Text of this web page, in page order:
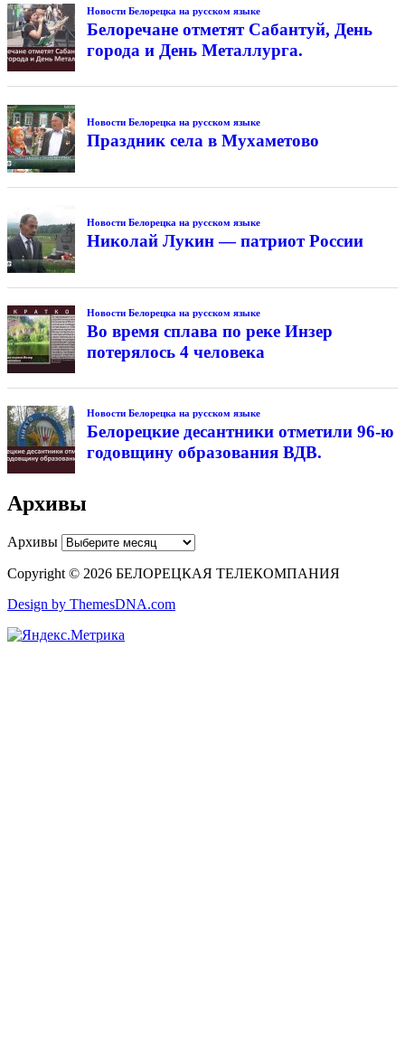
Новости Белорецка на русском языке
Белоречане отметят Сабантуй, День
города и День Металлурга.
Новости Белорецка на русском языке
Праздник села в Мухаметово
Новости Белорецка на русском языке
Николай Лукин — патриот России
Новости Белорецка на русском языке
Во время сплава по реке Инзер
потерялось 4 человека
Новости Белорецка на русском языке
Белорецкие десантники отметили 96-ю
годовщину образования ВДВ.
Архивы
Архивы
Copyright © 2026 БЕЛОРЕЦКАЯ ТЕЛЕКОМПАНИЯ
Design by ThemesDNA.com